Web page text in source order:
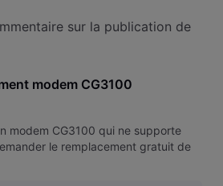
sur la publication de
modem CG3100
modem CG3100 qui ne supporte
le remplacement gratuit de